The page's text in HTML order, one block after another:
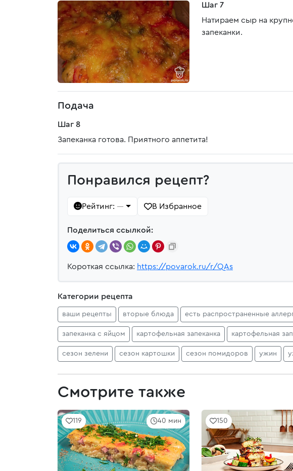
Шаг 7
Натираем сыр на
запеканки.
Подача
Шаг 8
Запеканка готова. Приятного аппетита!
Понравился рецепт?
Рейтинг: — В Избранное
Поделиться ссылкой:
Короткая ссылка: https://povarok.ru/r/QAs
Категории рецепта
ваши рецепты вторые блюда есть распространенные
запеканка с яйцом картофельная запеканка картофельная
сезон зелени сезон картошки сезон помидоров ужин
Смотрите также
40 мин
119 150